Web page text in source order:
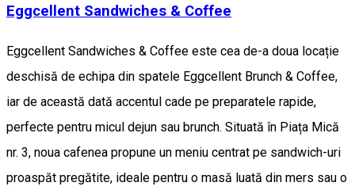
Eggcellent Sandwiches & Coffee
Eggcellent Sandwiches & Coffee este cea de-a doua locație
deschisă de echipa din spatele Eggcellent Brunch & Coffee,
iar de această dată accentul cade pe preparatele rapide,
perfecte pentru micul dejun sau brunch. Situată în Piața Mică
nr. 3, noua cafenea propune un meniu centrat pe sandwich-uri
proaspăt pregătite, ideale pentru o masă luată din mers sau o